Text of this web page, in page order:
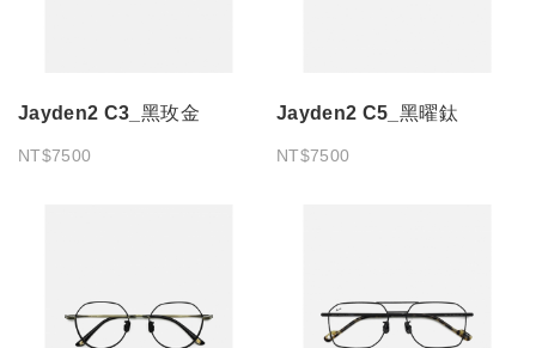
Jayden2 C3_黑玫金
NT$7500
Jayden2 C5_黑曜鈦
NT$7500